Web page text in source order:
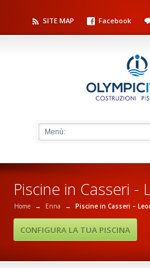
SITE MAP Facebook
Piscine in Casseri -
Home → Enna → Piscine in Casseri –
CONFIGURA LA TUA PISCINA